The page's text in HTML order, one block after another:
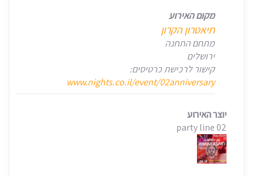
מקום האירוע
תיאטרון הקרון
מתחם התחנה
ירושלים
קישור לרכישת כרטיסים:
www.nights.co.il/event/02anniversary
יוצר האירוע
02 party line